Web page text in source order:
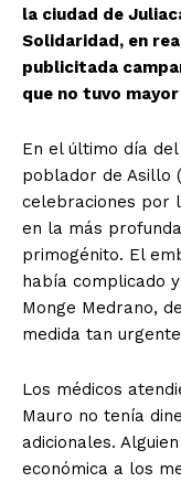
la ciudad de
Solidaridad, en
publicitada
que no tuvo
En el último día
poblador de Asillo
celebraciones por
en la más
primogénito. El
había complicado
Monge Medrano,
medida tan
Los médicos
Mauro no tenía
adicionales.
económica a los